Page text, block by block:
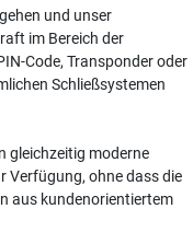
und unser
im Bereich der
Code, Transponder oder
Schließsystemen
gleichzeitig moderne
Verfügung, ohne dass die
aus kundenorientiertem